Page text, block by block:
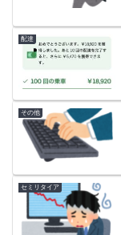
配達
その他
セミリタイア